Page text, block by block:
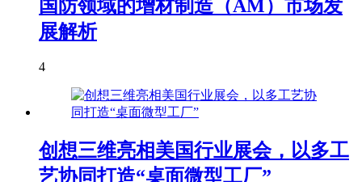
国防领域的增材制造（AM）市场发
展解析
4
创想三维亮相美国行业展会，以多工
艺协同打造“桌面微型工厂”